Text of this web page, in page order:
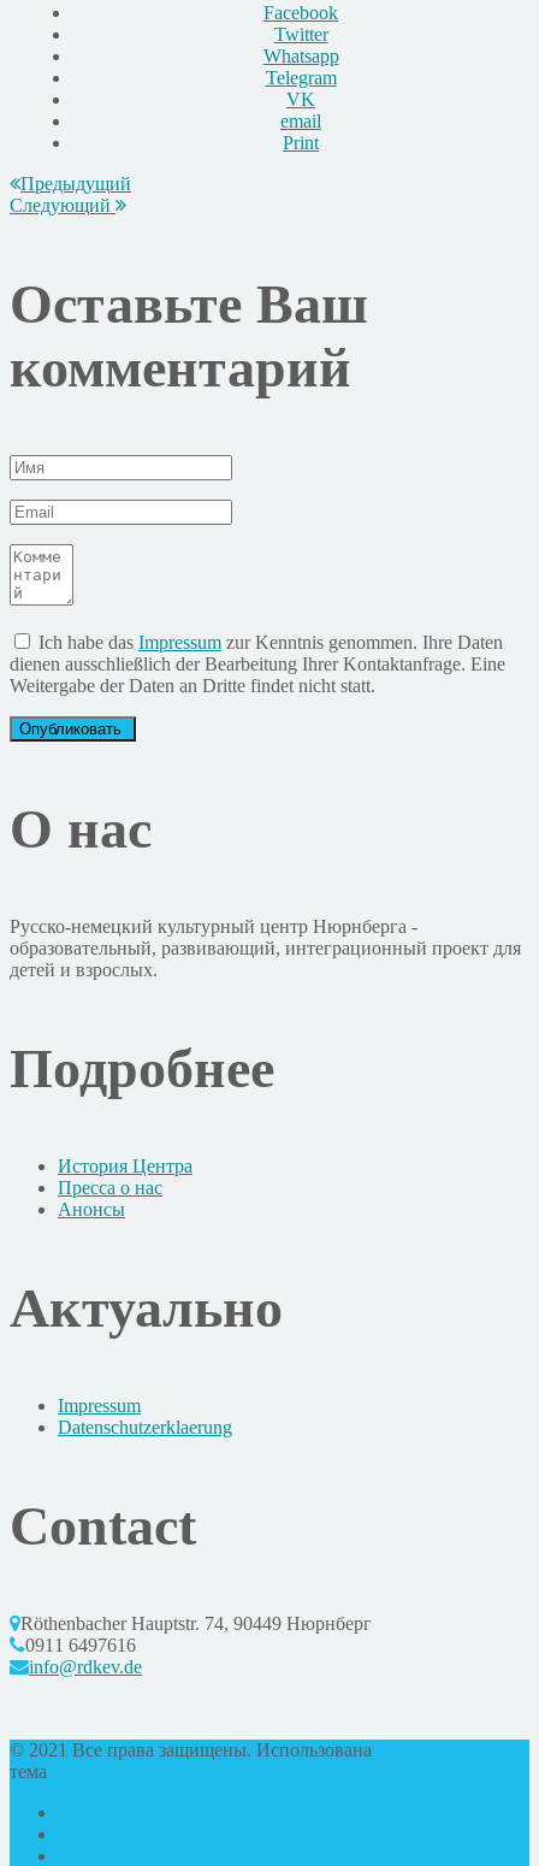
Facebook
Twitter
Whatsapp
Telegram
VK
email
Print
Предыдущий
Следующий
Оставьте Ваш
комментарий
Ich habe das Impressum zur Kenntnis genommen. Ihre Daten
dienen ausschließlich der Bearbeitung Ihrer Kontaktanfrage. Eine
Weitergabe der Daten an Dritte findet nicht statt.
О нас
Русско-немецкий культурный центр Нюрнберга -
образовательный, развивающий, интеграционный проект для
детей и взрослых.
Подробнее
История Центра
Пресса о нас
Анонсы
Актуально
Impressum
Datenschutzerklaerung
Contact
Röthenbacher Hauptstr. 74, 90449 Нюрнберг
0911 6497616
info@rdkev.de
© 2021 Все права защищены. Использована
тема